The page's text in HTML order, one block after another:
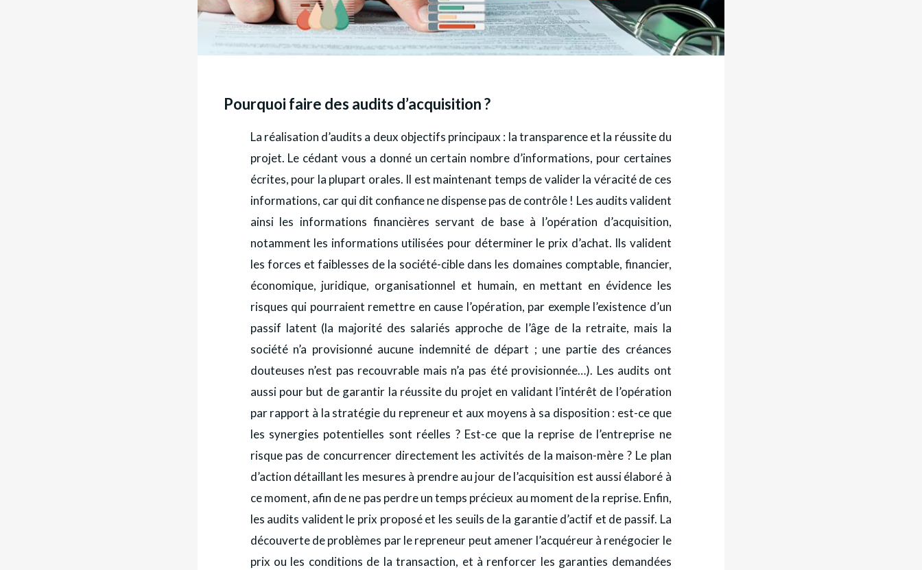
Pourquoi faire des audits d’acquisition ?
La réalisation d’audits a deux objectifs principaux : la transparence et la réussite du
projet. Le cédant vous a donné un certain nombre d’informations, pour certaines
écrites, pour la plupart orales. Il est maintenant temps de valider la véracité de ces
informations, car qui dit confiance ne dispense pas de contrôle ! Les audits valident
ainsi les informations financières servant de base à l’opération d’acquisition,
notamment les informations utilisées pour déterminer le prix d’achat. Ils valident
les forces et faiblesses de la société-cible dans les domaines comptable, financier,
économique, juridique, organisationnel et humain, en mettant en évidence les
risques qui pourraient remettre en cause l’opération, par exemple l’existence d’un
passif latent (la majorité des salariés approche de l’âge de la retraite, mais la
société n’a provisionné aucune indemnité de départ ; une partie des créances
douteuses n’est pas recouvrable mais n’a pas été provisionnée…). Les audits ont
aussi pour but de garantir la réussite du projet en validant l’intérêt de l’opération
par rapport à la stratégie du repreneur et aux moyens à sa disposition : est-ce que
les synergies potentielles sont réelles ? Est-ce que la reprise de l’entreprise ne
risque pas de concurrencer directement les activités de la maison-mère ? Le plan
d’action détaillant les mesures à prendre au jour de l’acquisition est aussi élaboré à
ce moment, afin de ne pas perdre un temps précieux au moment de la reprise. Enfin,
les audits valident le prix proposé et les seuils de la garantie d’actif et de passif. La
découverte de problèmes par le repreneur peut amener l’acquéreur à renégocier le
prix ou les conditions de la transaction, et à renforcer les garanties demandées